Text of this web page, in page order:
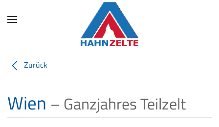
Zurück
Wien – Ganzjahres Teilzelt